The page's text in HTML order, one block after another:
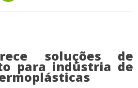
soluções de
para indústria de